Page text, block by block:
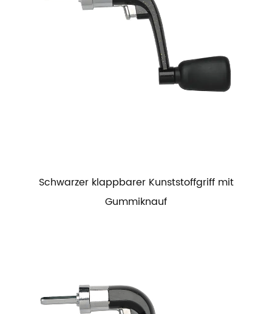
Schwarzer klappbarer Kunststoffgriff mit
Gummiknauf